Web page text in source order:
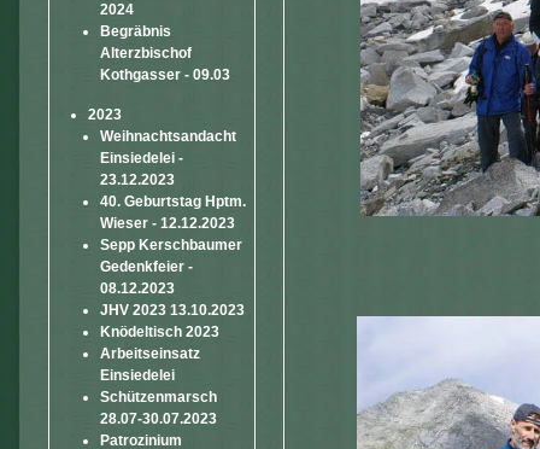
2024
Begräbnis
Alterzbischof
Kothgasser - 09.03
2023
Weihnachtsandacht
Einsiedelei -
23.12.2023
40. Geburtstag Hptm.
Wieser - 12.12.2023
Sepp Kerschbaumer
Gedenkfeier -
08.12.2023
JHV 2023 13.10.2023
Knödeltisch 2023
Arbeitseinsatz
Einsiedelei
Schützenmarsch
28.07-30.07.2023
Patrozinium